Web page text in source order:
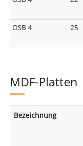
OSB 4
25
MDF-Platten
Bezeichnung